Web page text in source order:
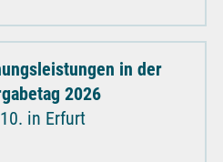
in der
2026
in Erfurt